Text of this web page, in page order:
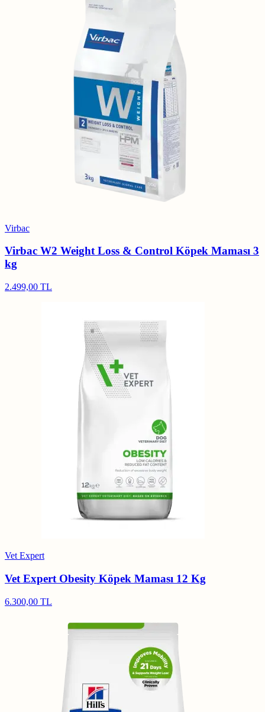
Virbac
Virbac W2 Weight Loss & Control Köpek Maması 3
kg
2.499,00 TL
Vet Expert
Vet Expert Obesity Köpek Maması 12 Kg
6.300,00 TL